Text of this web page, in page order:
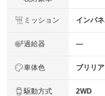
ミッション インパ
過給器 ―
車体色 ブリリ
駆動方式 2WD